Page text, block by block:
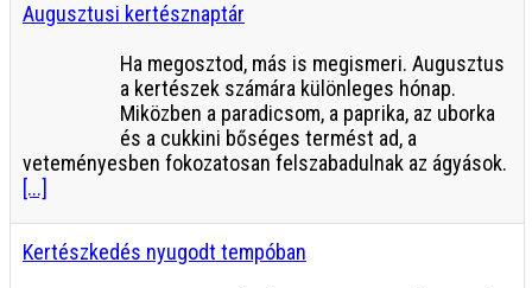
Augusztusi kertésznaptár
Ha megosztod, más is megismeri. Augusztus
a kertészek számára különleges hónap.
Miközben a paradicsom, a paprika, az uborka
és a cukkini bőséges termést ad, a
veteményesben fokozatosan felszabadulnak az ágyások.
[...]
Kertészkedés nyugodt tempóban